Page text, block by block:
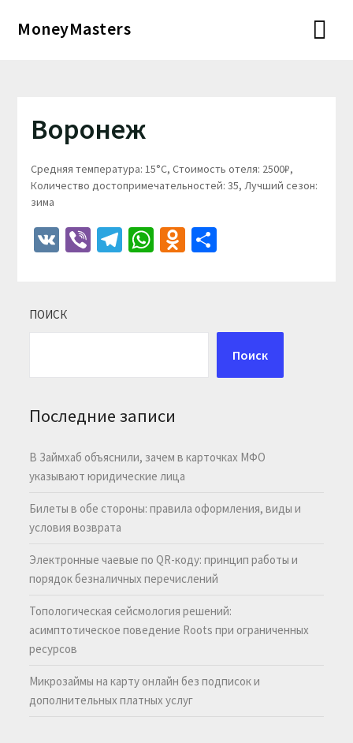
MoneyMasters
Воронеж
Средняя температура: 15°C, Стоимость отеля: 2500₽,
Количество достопримечательностей: 35, Лучший сезон:
зима
VKViberTelegram
WhatsApp
Odnoklassniki
Отправить
ПОИСК
Поиск
Последние записи
В Займхаб объяснили, зачем в карточках МФО
указывают юридические лица
Билеты в обе стороны: правила оформления, виды и
условия возврата
Электронные чаевые по QR-коду: принцип работы и
порядок безналичных перечислений
Топологическая сейсмология решений:
асимптотическое поведение Roots при ограниченных
ресурсов
Микрозаймы на карту онлайн без подписок и
дополнительных платных услуг